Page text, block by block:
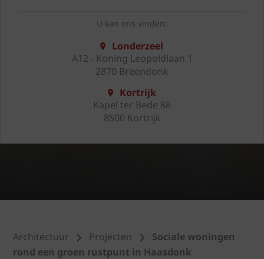
U kan ons vinden:
Londerzeel
A12 - Koning Leopoldlaan 1
2870 Breendonk
Kortrijk
Kapel ter Bede 88
8500 Kortrijk
Architectuur Projecten
Sociale woningen
rond een groen rustpunt in Haasdonk